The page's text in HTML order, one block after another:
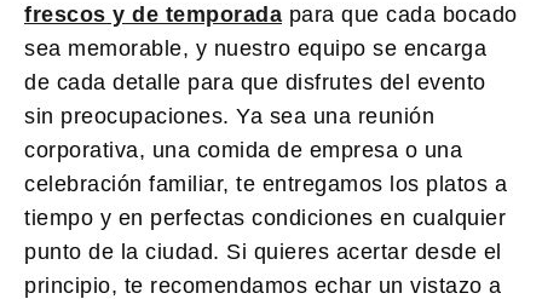
frescos y de temporada para que cada bocado
sea memorable, y nuestro equipo se encarga
de cada detalle para que disfrutes del evento
sin preocupaciones. Ya sea una reunión
corporativa, una comida de empresa o una
celebración familiar, te entregamos los platos a
tiempo y en perfectas condiciones en cualquier
punto de la ciudad. Si quieres acertar desde el
principio, te recomendamos echar un vistazo a